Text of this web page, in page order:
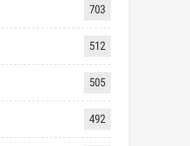
703
512
505
492